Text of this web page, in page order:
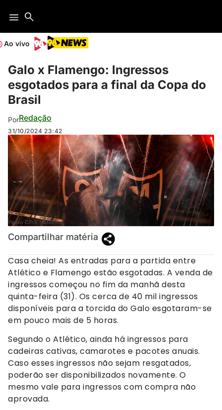
Ao vivo
Galo x Flamengo: Ingressos
esgotados para a final da Copa do
Brasil
PorRedação
31/10/2024 23:42
Pedro Click / Atlético
Compartilhar matéria
Casa cheia! As entradas para a partida entre
Atlético e Flamengo estão esgotadas. A venda de
ingressos começou no fim da manhã desta
quinta-feira (31). Os cerca de 40 mil ingressos
disponíveis para a torcida do Galo esgotaram-se
em pouco mais de 5 horas.
Segundo o Atlético, ainda há ingressos para
cadeiras cativas, camarotes e pacotes anuais.
Caso esses ingressos não sejam resgatados,
poderão ser disponibilizados novamente. O
mesmo vale para ingressos com compra não
aprovada.